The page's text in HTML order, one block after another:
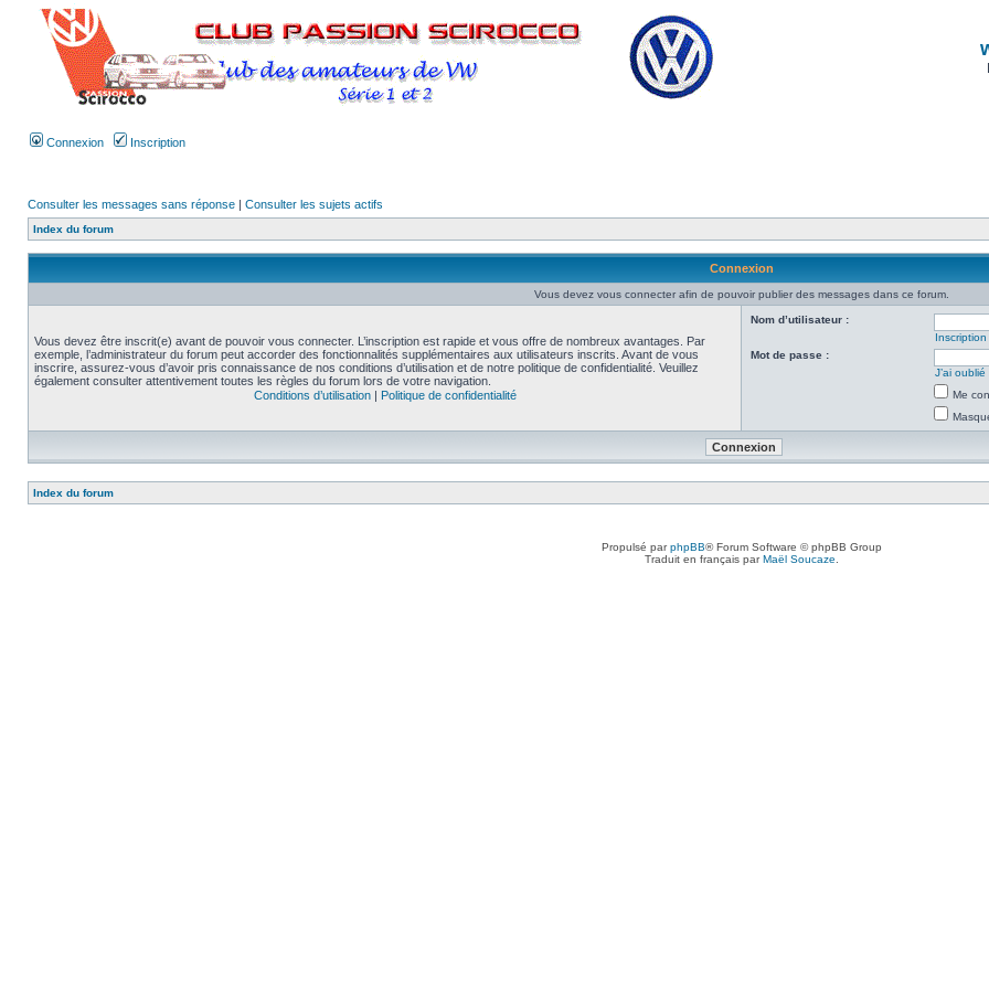
Connexion Inscription
Consulter les messages sans réponse | Consulter les sujets actifs
Index du forum
Connexion
Vous devez vous connecter afin de pouvoir publier des messages dans ce forum.
Vous devez être inscrit(e) avant de pouvoir vous connecter. L’inscription est rapide et vous offre de nombreux avantages. Par
exemple, l’administrateur du forum peut accorder des fonctionnalités supplémentaires aux utilisateurs inscrits. Avant de vous
inscrire, assurez-vous d’avoir pris connaissance de nos conditions d’utilisation et de notre politique de confidentialité. Veuillez
également consulter attentivement toutes les règles du forum lors de votre navigation.
Conditions d’utilisation| Politique de confidentialité
Nom d’utilisateur :
Inscription
Mot de passe :
J’ai
Me
Index du forum
Propulsé parphpBB® Forum Software © phpBB Group
Traduit en français parMaël Soucaze